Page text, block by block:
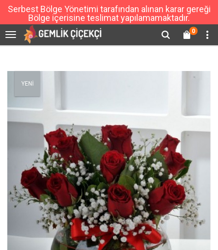
Serbest Bölge Yönetimi tarafından alınan karar gereği
Bölge içerisine teslimat yapılamamaktadır.
0
YENİ